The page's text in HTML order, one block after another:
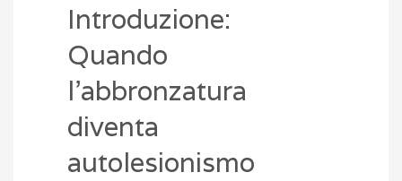
Introduzione:
Quando
l’abbronzatura
diventa
autolesionismo